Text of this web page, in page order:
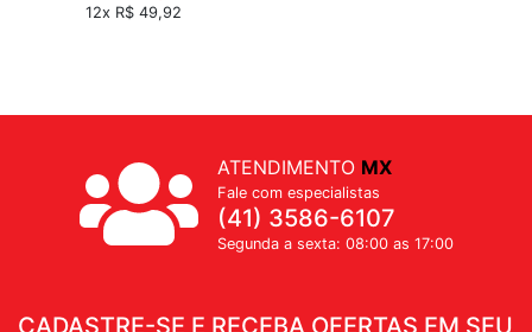
12x R$ 49,92
CADASTRE-SE E RECEBA OFERTAS EM SEU
ATENDIMENTO MX
Fale com especialistas
(41) 3586-6107
Segunda a sexta: 08:00 as 17:00